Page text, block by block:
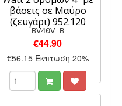
βάσεις σε Μαύρο
(ζευγάρι) 952.120
BV40V B
€44.90
€56.15 Έκπτωση 20%